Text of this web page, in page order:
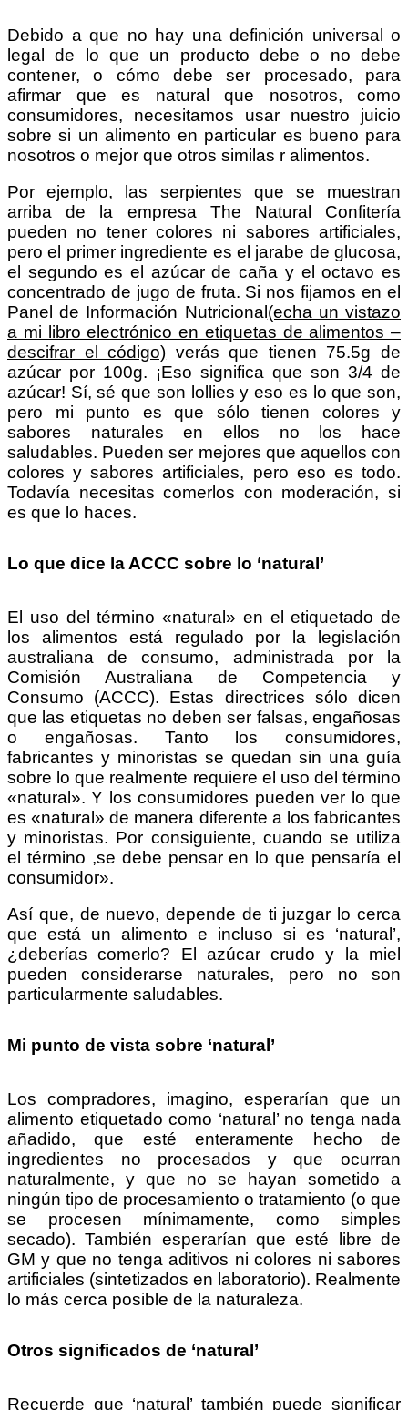
Debido a que no hay una definición universal o
legal de lo que un producto debe o no debe
contener, o cómo debe ser procesado, para
afirmar que es natural que nosotros, como
consumidores, necesitamos usar nuestro juicio
sobre si un alimento en particular es bueno para
nosotros o mejor que otros similas r alimentos.
Por ejemplo, las serpientes que se muestran
arriba de la empresa The Natural Confitería
pueden no tener colores ni sabores artificiales,
pero el primer ingrediente es el jarabe de glucosa,
el segundo es el azúcar de caña y el octavo es
concentrado de jugo de fruta. Si nos fijamos en el
Panel de Información Nutricional(echa un vistazo
a mi libro electrónico en etiquetas de alimentos –
descifrar el código) verás que tienen 75.5g de
azúcar por 100g. ¡Eso significa que son 3/4 de
azúcar! Sí, sé que son lollies y eso es lo que son,
pero mi punto es que sólo tienen colores y
sabores naturales en ellos no los hace
saludables. Pueden ser mejores que aquellos con
colores y sabores artificiales, pero eso es todo.
Todavía necesitas comerlos con moderación, si
es que lo haces.
Lo que dice la ACCC sobre lo ‘natural’
El uso del término «natural» en el etiquetado de
los alimentos está regulado por la legislación
australiana de consumo, administrada por la
Comisión Australiana de Competencia y
Consumo (ACCC). Estas directrices sólo dicen
que las etiquetas no deben ser falsas, engañosas
o engañosas. Tanto los consumidores,
fabricantes y minoristas se quedan sin una guía
sobre lo que realmente requiere el uso del término
«natural». Y los consumidores pueden ver lo que
es «natural» de manera diferente a los fabricantes
y minoristas. Por consiguiente, cuando se utiliza
el término ,se debe pensar en lo que pensaría el
consumidor».
Así que, de nuevo, depende de ti juzgar lo cerca
que está un alimento e incluso si es ‘natural’,
¿deberías comerlo? El azúcar crudo y la miel
pueden considerarse naturales, pero no son
particularmente saludables.
Mi punto de vista sobre ‘natural’
Los compradores, imagino, esperarían que un
alimento etiquetado como ‘natural’ no tenga nada
añadido, que esté enteramente hecho de
ingredientes no procesados y que ocurran
naturalmente, y que no se hayan sometido a
ningún tipo de procesamiento o tratamiento (o que
se procesen mínimamente, como simples
secado). También esperarían que esté libre de
GM y que no tenga aditivos ni colores ni sabores
artificiales (sintetizados en laboratorio). Realmente
lo más cerca posible de la naturaleza.
Otros significados de ‘natural’
Recuerde que ‘natural’ también puede significar